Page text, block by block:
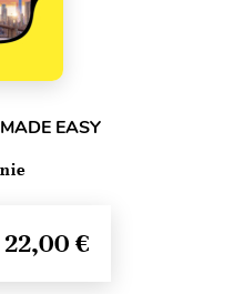
EASY
22,00 €